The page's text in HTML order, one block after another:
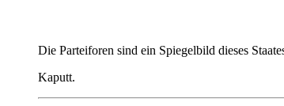
Die Parteiforen sind ein Spiegelbild dieses
Kaputt.